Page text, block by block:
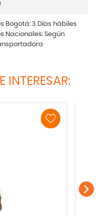
Bogotá: 3 Días hábiles
Nacionales: Según
INTERESAR: